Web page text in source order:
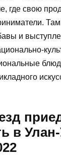
где свою
и
в